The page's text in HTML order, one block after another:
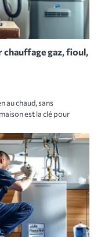
chauffage gaz, fioul,
au chaud, sans
est la clé pour